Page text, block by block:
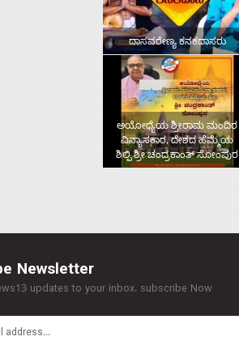
ದಾಸವರೇಣ್ಯ ಕನಕದಾಸರು
ಅಯೋಧ್ಯೆಯ ಶ್ರೀರಾಮ ಮಂದಿರ
ವಿನ್ಯಾಸಕಾರ, ದೇಶದ ಹೆಮ್ಮೆಯ
ಶಿಲ್ಪಿ ಶ್ರೀ ಚಂದ್ರಕಾಂತ್‌ ಸೋಂಪುರ
Newsletter
updates to your inbox. subscribe Now